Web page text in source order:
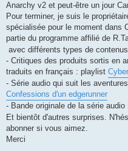
Anarchy v2 et peut-être un jour
Pour terminer, je suis le
spécialisée pour le moment dans
partie du programme affilié de
avec différents types de
- Critiques des produits sortis en
traduits en français : playlist
- Série audio qui suit les
Confessions d'un edgerunner
- Bande originale de la série audio
Et bientôt d'autres surprises.
abonner si vous aimez.
Merci